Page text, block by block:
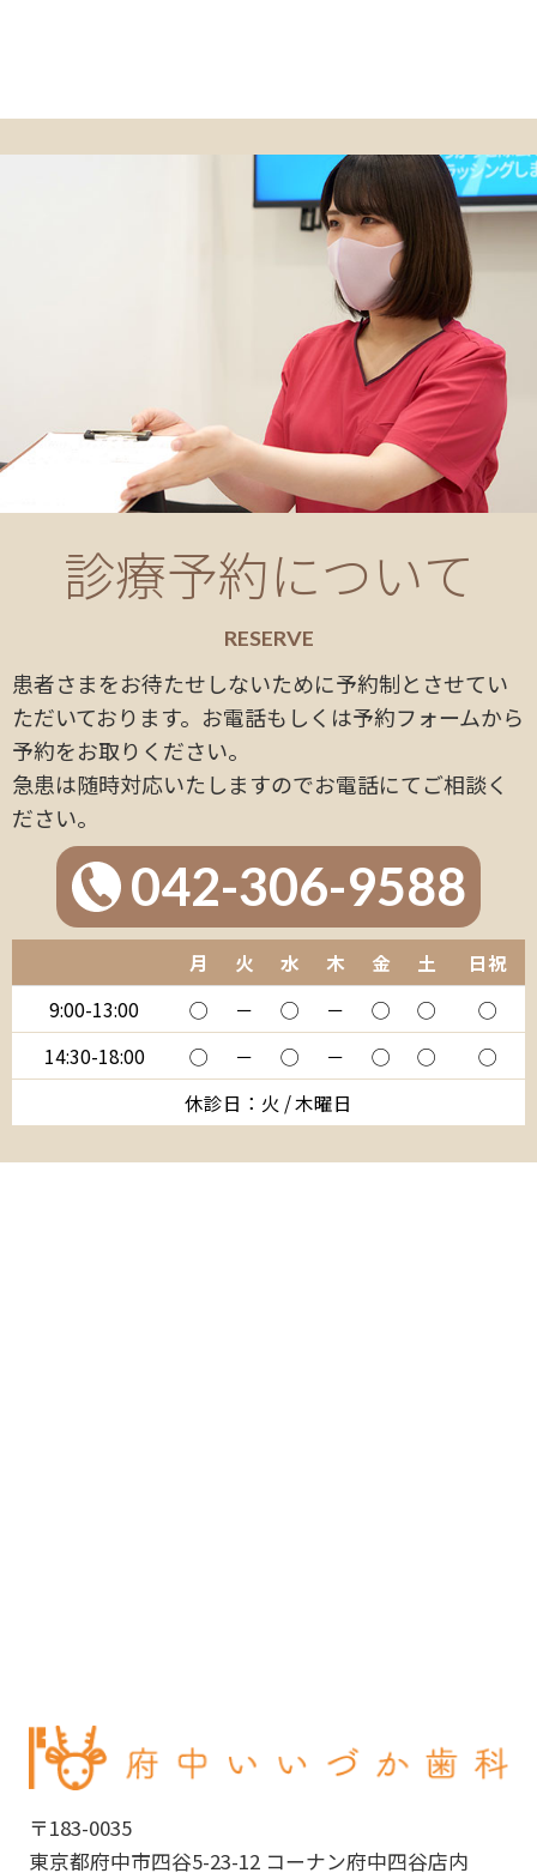
診療予約について
RESERVE
患者さまをお待たせしないために予約制とさせてい
ただいております。お電話もしくは予約フォームから
予約をお取りください。
急患は随時対応いたしますのでお電話にてご相談く
ださい。
042-306-9588
月 火 水 木 金 土
日祝
9:00-13:00
◯ － ◯ － ◯ ◯
◯
14:30-18:00
◯ － ◯ － ◯ ◯
◯
休診日：火 / 木曜日
〒183-0035
東京都府中市四谷5-23-12 コーナン府中四谷店内